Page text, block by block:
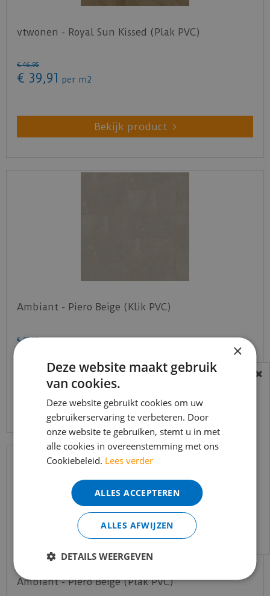
vtwonen - Royal Sun Kissed (Plak PVC)
€ 46,95
€ 39,91 per m2
Bekijk product
Ambiant - Piero Beige (Klik PVC)
€ 49,95
Bekijk product
Ambiant - Piero Beige (Plak PVC)
BEREIKBAARHEID
In verband met de vakantie periode zijn wij
t/m 14 augustus telefonisch helaas niet
bereikbaar.
Bestelling worden uiteraard verwerkt
echter iets minder snel dan wat je van ons
gewend bent.
Voor vragen kan je ons bereiken via
info@merkvloerenwinkel.nl
×
Deze website maakt gebruik
van cookies.
Deze website gebruikt cookies om uw
gebruikerservaring te verbeteren. Door
onze website te gebruiken, stemt u in met
alle cookies in overeenstemming met ons
Cookiebeleid. Lees verder
ALLES ACCEPTEREN
ALLES AFWIJZEN
DETAILS WEERGEVEN